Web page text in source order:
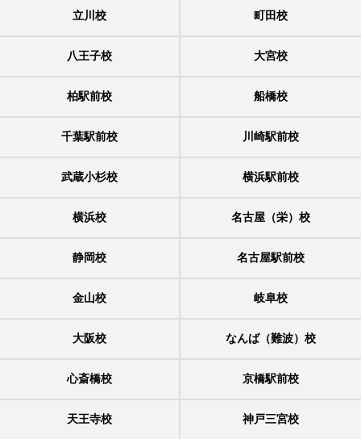
立川校 町田校
八王子校 大宮校
柏駅前校 船橋校
千葉駅前校 川崎駅前校
武蔵小杉校 横浜駅前校
横浜校 名古屋（栄）校
静岡校 名古屋駅前校
金山校 岐阜校
大阪校 なんば（難波）校
心斎橋校 京橋駅前校
天王寺校 神戸三宮校